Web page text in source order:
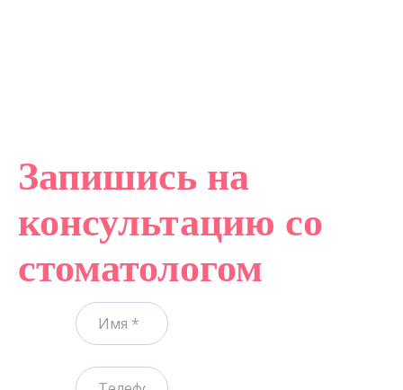
Запишись на
консультацию со
стоматологом